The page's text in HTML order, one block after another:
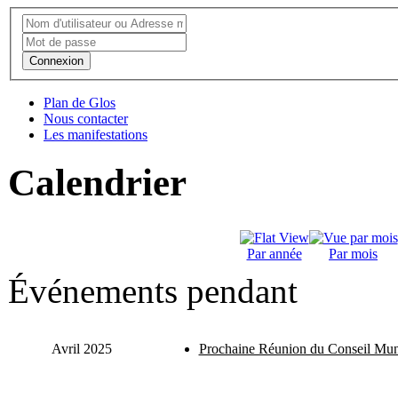
Connexion
Plan de Glos
Nous contacter
Les manifestations
Calendrier
Par année Par mois
Événements pendant
Avril 2025 Prochaine Réunion du Conseil